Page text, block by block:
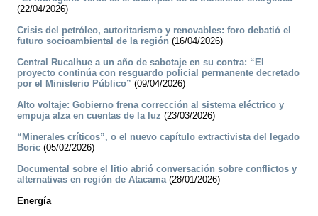
(22/04/2026)
Crisis del petróleo, autoritarismo y renovables: foro debatió el
futuro socioambiental de la región (16/04/2026)
Central Rucalhue a un año de sabotaje en su contra: “El
proyecto continúa con resguardo policial permanente decretado
por el Ministerio Público” (09/04/2026)
Alto voltaje: Gobierno frena corrección al sistema eléctrico y
empuja alza en cuentas de la luz (23/03/2026)
“Minerales críticos”, o el nuevo capítulo extractivista del legado
Boric (05/02/2026)
Documental sobre el litio abrió conversación sobre conflictos y
alternativas en región de Atacama(28/01/2026)
Energía